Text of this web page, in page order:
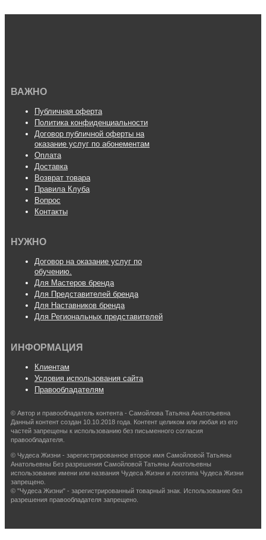
ВАЖНО
Публичная оферта
Политика конфиденциальности
Договор публичной оферты на
оказание услуг по абонементам
Оплата
Доставка
Возврат товара
Правила Клуба
Вопрос
Контакты
НУЖНО
Договор на оказание услуг по
обучению.
Для Мастеров бренда
Для Представителей бренда
Для Наставников бренда
Для Региональных представителей
ИНФОРМАЦИЯ
Клиентам
Условия использования сайта
Правообладателям
© Автор и правообладатель контента - Самойлова Татьяна Анатольевна
Данный контент создан 10.10.2018 года. Контент целиком или любая из его
частей запрещены к использованию без письменного согласия
правообладателя.
© Чудеса Жизни - зарегистрированное второе имя Самойловой Татьяны
Анатольевны Без разрешения Самойловой Татьяны Анатольевны
использование имени или названия Чудеса Жизни и логотипа Чудеса Жизни
запрещено.
© "Чудеса Жизни" - зарегистрированный товарный знак. Использование без
разрешения правообладателя запрещено.